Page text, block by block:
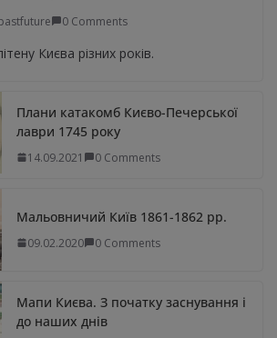
0 Comments
Києва різних років.
Плани катакомб Києво-Печерської
лаври 1745 року
14.09.2021 0 Comments
Мальовничий Київ 1861-1862 рр.
09.02.2020 0 Comments
Мапи Києва. З початку заснування і
до наших днів